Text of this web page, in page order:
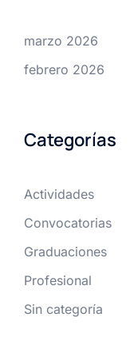
marzo 2026
febrero 2026
Categorías
Actividades
Convocatorias
Graduaciones
Profesional
Sin categoría